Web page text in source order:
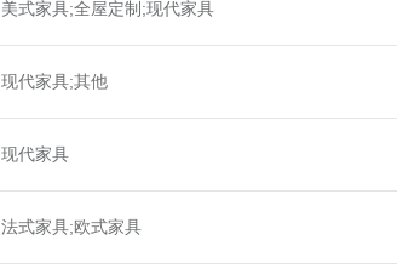
美式家具;全屋定制;现代家具
现代家具;其他
现代家具
法式家具;欧式家具